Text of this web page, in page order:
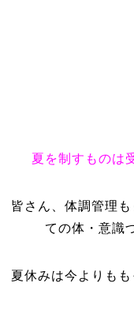
夏を制すものは
皆さん、体調管理
ての体・意識
夏休みは今よりも